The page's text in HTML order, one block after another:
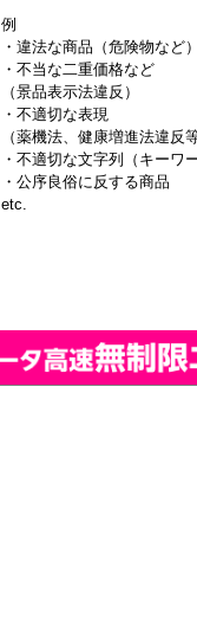
例
・違法な商品（危険物など）
・不当な二重価格など
（景品表示法違反）
・不適切な表現
（薬機法、健康増進法違反等
・不適切な文字列（キーワ
・公序良俗に反する商品
etc.